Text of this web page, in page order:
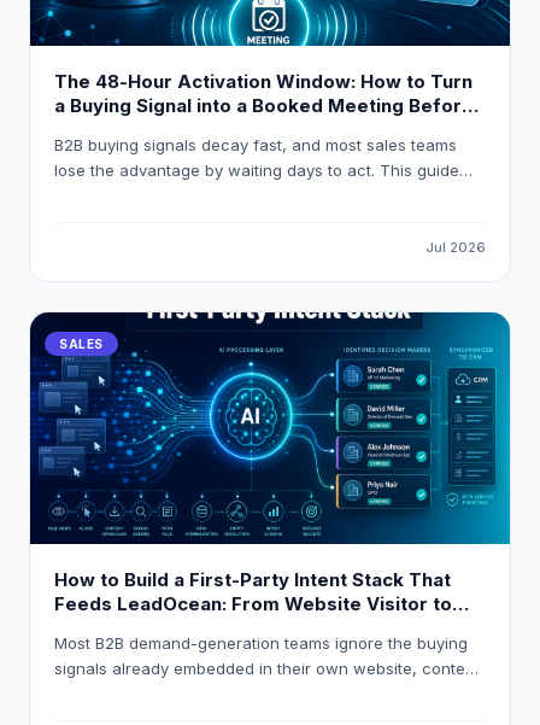
The 48-Hour Activation Window: How to Turn
a Buying Signal into a Booked Meeting Before
B2B buying signals decay fast, and most sales teams
lose the advantage by waiting days to act. This guide
into personalised, booked meetings before competitors
Jul 2026
SALES
How to Build a First-Party Intent Stack That
Feeds LeadOcean: From Website Visitor to
Most B2B demand-generation teams ignore the buying
signals already embedded in their own website, content,